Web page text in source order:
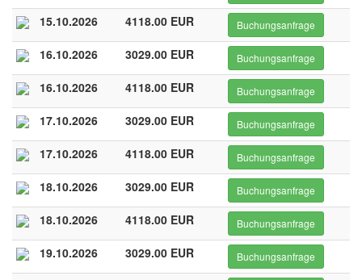
15.10.2026 4118.00 EUR Buchungsanfrage
16.10.2026 3029.00 EUR Buchungsanfrage
16.10.2026 4118.00 EUR Buchungsanfrage
17.10.2026 3029.00 EUR Buchungsanfrage
17.10.2026 4118.00 EUR Buchungsanfrage
18.10.2026 3029.00 EUR Buchungsanfrage
18.10.2026 4118.00 EUR Buchungsanfrage
19.10.2026 3029.00 EUR Buchungsanfrage